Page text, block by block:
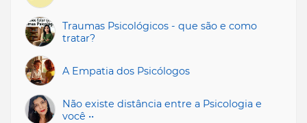
Traumas Psicológicos - que são e como
tratar?
A Empatia dos Psicólogos
Não existe distância entre a Psicologia e
você ••